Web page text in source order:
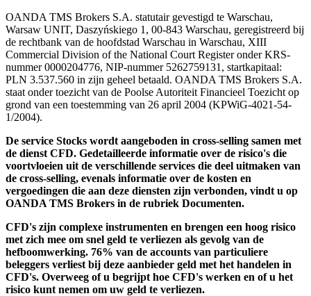
OANDA TMS Brokers S.A. statutair gevestigd te Warschau,
Warsaw UNIT, Daszyńskiego 1, 00-843 Warschau, geregistreerd bij
de rechtbank van de hoofdstad Warschau in Warschau, XIII
Commercial Division of the National Court Register onder KRS-
nummer 0000204776, NIP-nummer 5262759131, startkapitaal:
PLN 3.537.560 in zijn geheel betaald. OANDA TMS Brokers S.A.
staat onder toezicht van de Poolse Autoriteit Financieel Toezicht op
grond van een toestemming van 26 april 2004 (KPWiG-4021-54-
1/2004).
De service Stocks wordt aangeboden in cross-selling samen met
de dienst CFD. Gedetailleerde informatie over de risico's die
voortvloeien uit de verschillende services die deel uitmaken van
de cross-selling, evenals informatie over de kosten en
vergoedingen die aan deze diensten zijn verbonden, vindt u op
OANDA TMS Brokers in de rubriek Documenten.
CFD's zijn complexe instrumenten en brengen een hoog risico
met zich mee om snel geld te verliezen als gevolg van de
hefboomwerking. 76% van de accounts van particuliere
beleggers verliest bij deze aanbieder geld met het handelen in
CFD's. Overweeg of u begrijpt hoe CFD's werken en of u het
risico kunt nemen om uw geld te verliezen.